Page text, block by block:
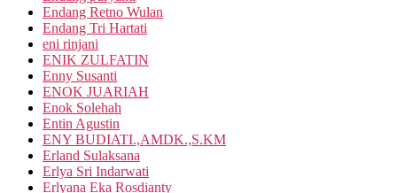
Endang Retno Wulan
Endang Tri Hartati
eni rinjani
ENIK ZULFATIN
Enny Susanti
ENOK JUARIAH
Enok Solehah
Entin Agustin
ENY BUDIATI.,AMDK.,S.KM
Erland Sulaksana
Erlya Sri Indarwati
Erlyana Eka Rosdianty